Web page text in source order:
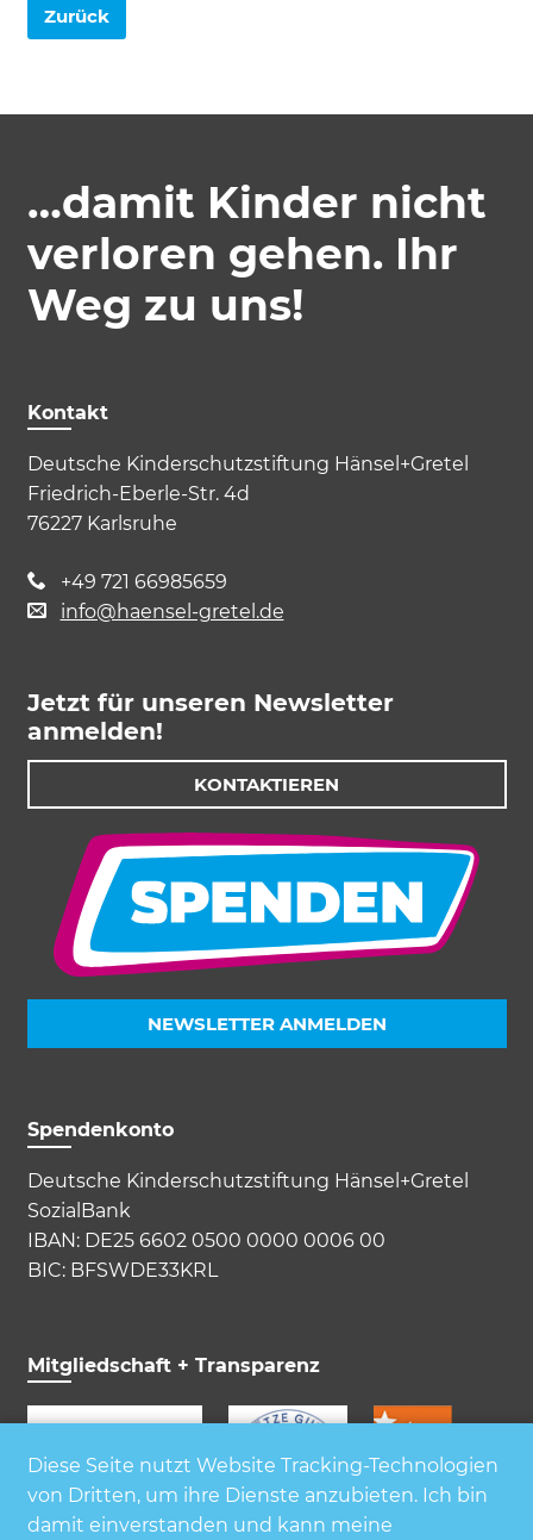
Zurück
…damit Kinder nicht
verloren gehen. Ihr
Weg zu uns!
Kontakt
Deutsche Kinderschutzstiftung Hänsel+Gretel
Friedrich-Eberle-Str. 4d
76227 Karlsruhe
+49 721 66985659
info@haensel-gretel.de
Jetzt für unseren Newsletter
anmelden!
KONTAKTIEREN
NEWSLETTER ANMELDEN
Spendenkonto
Deutsche Kinderschutzstiftung Hänsel+Gretel
SozialBank
IBAN: DE25 6602 0500 0000 0006 00
BIC: BFSWDE33KRL
Mitgliedschaft + Transparenz
Diese Seite nutzt Website Tracking-Technologien
von Dritten, um ihre Dienste anzubieten. Ich bin
damit einverstanden und kann meine
Akzeptieren Speichern Ablehnen
Impressum Datenschutz